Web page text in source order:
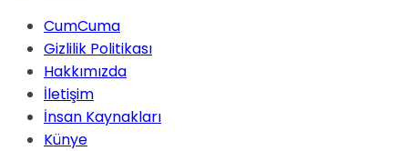
CumCuma
Gizlilik Politikası
Hakkımızda
İletişim
İnsan Kaynakları
Künye